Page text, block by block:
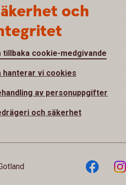
och
tillbaka cookie-medgivande
hanterar vi cookies
av personuppgifter
och säkerhet